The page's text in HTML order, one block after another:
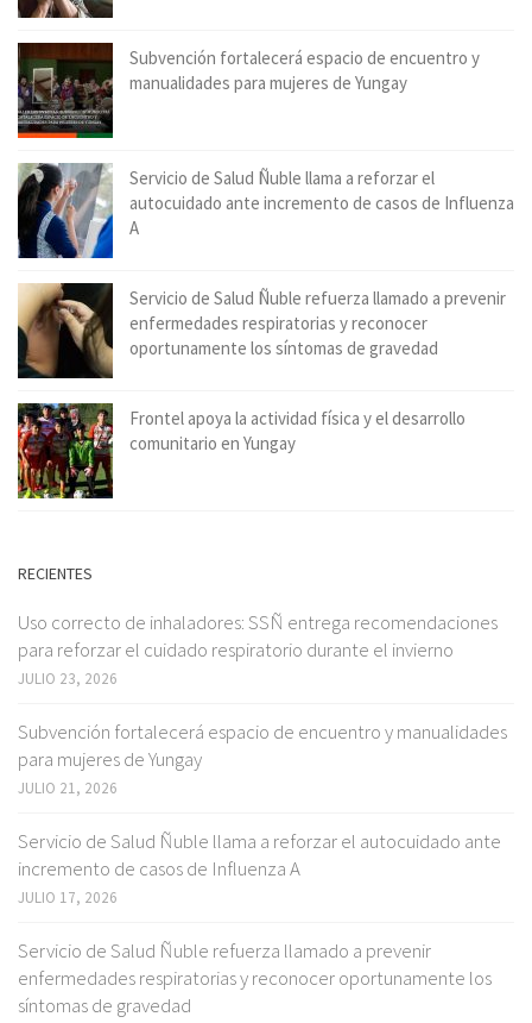
Subvención fortalecerá espacio de encuentro y
manualidades para mujeres de Yungay
Servicio de Salud Ñuble llama a reforzar el
autocuidado ante incremento de casos de Influenza
A
Servicio de Salud Ñuble refuerza llamado a prevenir
enfermedades respiratorias y reconocer
oportunamente los síntomas de gravedad
Frontel apoya la actividad física y el desarrollo
comunitario en Yungay
RECIENTES
Uso correcto de inhaladores: SSÑ entrega recomendaciones
para reforzar el cuidado respiratorio durante el invierno
JULIO 23, 2026
Subvención fortalecerá espacio de encuentro y manualidades
para mujeres de Yungay
JULIO 21, 2026
Servicio de Salud Ñuble llama a reforzar el autocuidado ante
incremento de casos de Influenza A
JULIO 17, 2026
Servicio de Salud Ñuble refuerza llamado a prevenir
enfermedades respiratorias y reconocer oportunamente los
síntomas de gravedad